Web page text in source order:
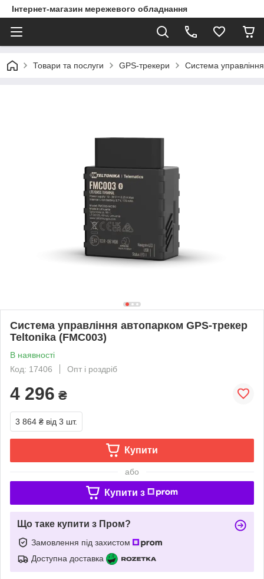
Інтернет-магазин мережевого обладнання
Товари та послуги GPS-трекери Система
Система управління автопарком GPS-трекер
Teltonika (FMC003)
В наявності
Код: 17406
Опт і роздріб
4 296 ₴
3 864 ₴ від 3 шт.
Купити
або
Купити з
Що таке купити з Пром?
Замовлення під захистом
Доступна доставка